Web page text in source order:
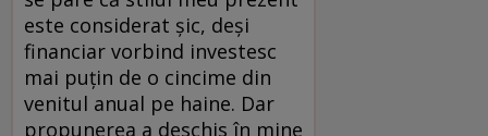
este considerat șic, deși
financiar vorbind investesc
mai puțin de o cincime din
venitul anual pe haine. Dar
propunerea a deschis în mine